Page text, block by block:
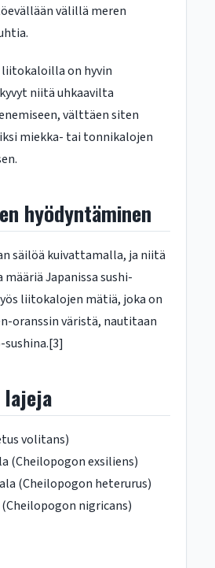
välillä meren
liitokaloilla on hyvin
niitä uhkaavilta
välttäen siten
miekka- tai tonnikalojen
hyödyntäminen
säilöä kuivattamalla, ja niitä
määriä Japanissa sushi-
liitokalojen mätiä, joka on
oranssin väristä, nautitaan
sushina.[3]
volitans)
(Cheilopogon exsiliens)
(Cheilopogon heterurus)
nigricans)